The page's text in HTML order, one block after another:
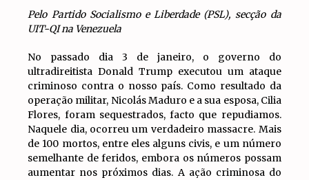
Pelo Partido Socialismo e Liberdade (PSL), secção da
UIT-QI na Venezuela
No passado dia 3 de janeiro, o governo do
ultradireitista Donald Trump executou um ataque
criminoso contra o nosso país. Como resultado da
operação militar, Nicolás Maduro e a sua esposa, Cilia
Flores, foram sequestrados, facto que repudiamos.
Naquele dia, ocorreu um verdadeiro massacre. Mais
de 100 mortos, entre eles alguns civis, e um número
semelhante de feridos, embora os números possam
aumentar nos próximos dias. A ação criminosa do